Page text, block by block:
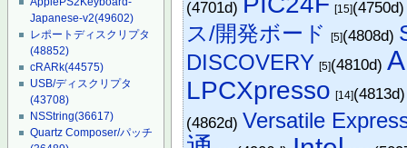
Japanese-v2(49602)
レポートディスクリプタ
(48852)
cRARk(44575)
USB/ディスクリプタ
(43708)
NSString(36617)
Quartz Composer/パッチ
(4701d)
[15]
ス/開発ボード [5](4808d)
DISCOVERY [5](4810d)
LPCXpresso [14]
(4862d) Versatile